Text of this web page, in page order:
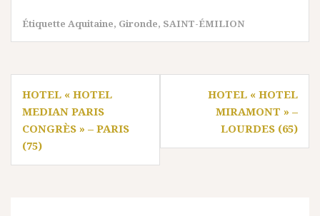
Étiquette Aquitaine, Gironde, SAINT-ÉMILION
Navigation
de
l’article
HOTEL « HOTEL
MEDIAN PARIS
CONGRÈS » – PARIS
(75)
HOTEL « HOTEL
MIRAMONT » –
LOURDES (65)